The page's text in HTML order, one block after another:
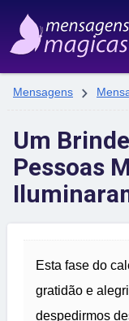
Mensagens 
Um
Pessoas
Esta fase do
gratidão e
despedirmos